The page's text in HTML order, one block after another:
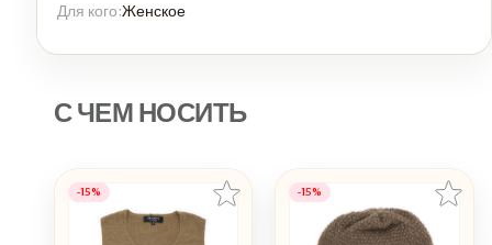
Для кого:Женское
С ЧЕМ НОСИТЬ
-15% -15%